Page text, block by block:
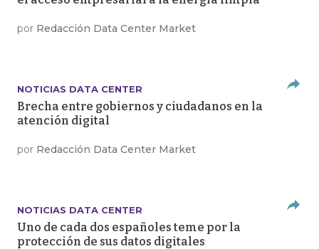
por Redacción Data Center Market
NOTICIAS DATA CENTER
Brecha entre gobiernos y ciudadanos en la
atención digital
por Redacción Data Center Market
NOTICIAS DATA CENTER
Uno de cada dos españoles teme por la
protección de sus datos digitales